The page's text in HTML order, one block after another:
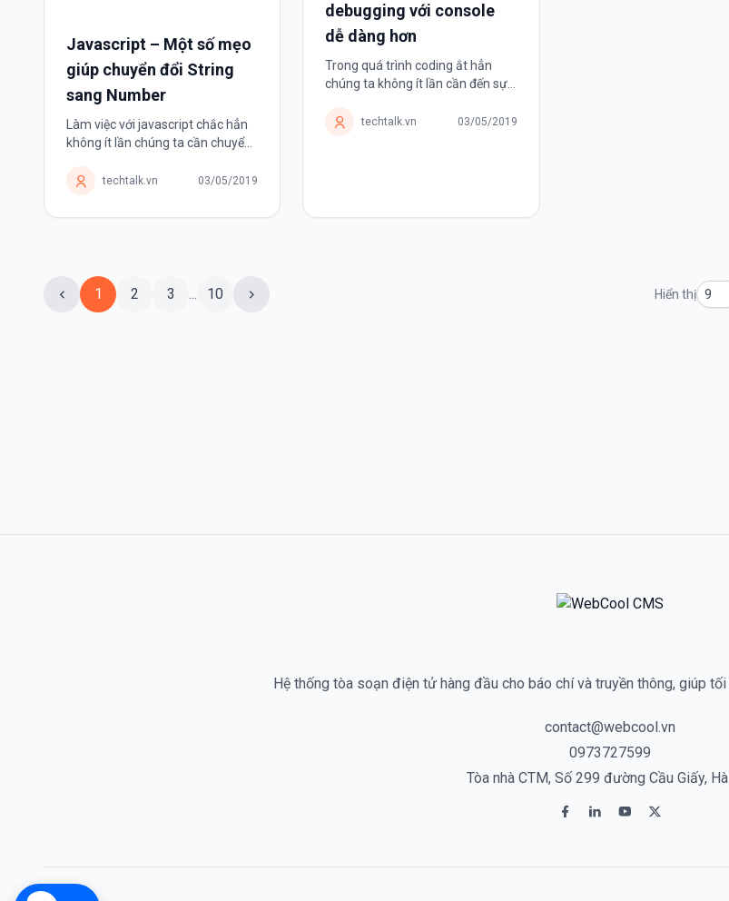
Javascript – Một số mẹo
giúp chuyển đổi String
sang Number
Làm việc với javascript chắc hẳn
không ít lần chúng ta cần chuyển
Number. Trong bài viết này mình
mà mình thường hay...
techtalk.vn 03/05/2019
debugging với console
dễ dàng hơn
Trong quá trình coding ắt hẳn
chúng ta không ít lần cần đến sự
Một trong những lệnh hữu ích
techtalk.vn 03/05/2019
1 2 3 ... 10 Hiển thị
Hệ thống tòa soạn điện tử hàng đầu cho báo chí và truyền thông, giúp
contact@webcool.vn
0973727599
Tòa nhà CTM, Số 299 đường Cầu Giấy,